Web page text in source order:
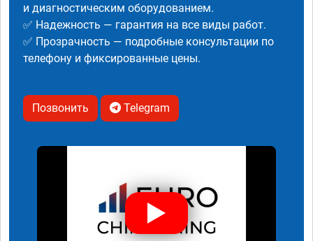
и диагностическим оборудованием.
✅ Надежность — гарантия на все виды работ.
✅ Прозрачность — подробные консультации по
телефону и фиксированные цены.
Позвонить Telegram